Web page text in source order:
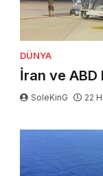
DÜNYA
İran ve
SoleKinG 22